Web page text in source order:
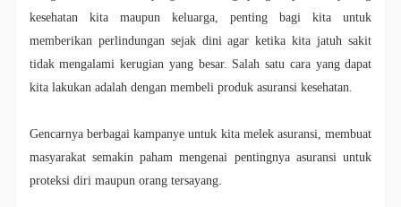
kesehatan kita maupun keluarga, penting bagi kita untuk
memberikan perlindungan sejak dini agar ketika kita jatuh sakit
tidak mengalami kerugian yang besar. Salah satu cara yang dapat
kita lakukan adalah dengan membeli produk asuransi kesehatan.
Gencarnya berbagai kampanye untuk kita melek asuransi, membuat
masyarakat semakin paham mengenai pentingnya asuransi untuk
proteksi diri maupun orang tersayang.